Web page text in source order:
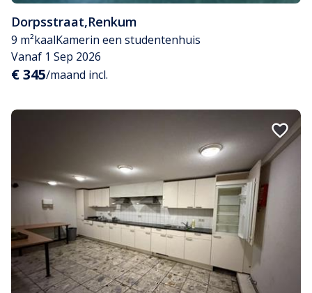
Dorpsstraat,Renkum
9 m²kaalKamerin een studentenhuis
Vanaf 1 Sep 2026
€ 345/maand incl.